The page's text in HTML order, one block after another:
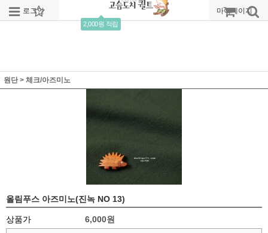
로그인 회원가입
2,000원 적립
주문조회 마이페이지
원단 > 체크/아즈미노
올림푸스 아즈미노(진녹 NO 13)
상품가 6,000원